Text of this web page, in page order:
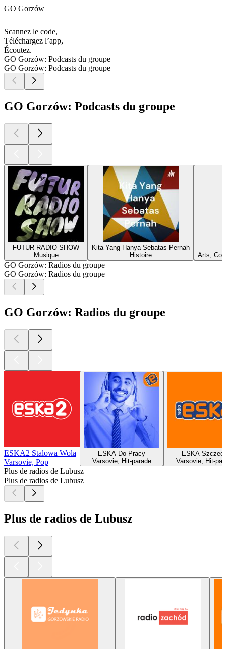
GO Gorzów
Scannez le code,
Téléchargez l’app,
Écoutez.
GO Gorzów: Podcasts du groupe
GO Gorzów: Podcasts du groupe
GO Gorzów: Podcasts du groupe
FUTUR RADIO SHOW
Musique
Kita Yang Hanya Sebatas Pernah
Histoire
Arts,
GO Gorzów: Radios du groupe
GO Gorzów: Radios du groupe
GO Gorzów: Radios du groupe
ESKA2 Stalowa Wola
Varsovie, Pop
ESKA Do Pracy
Varsovie, Hit-parade
ESKA
Varsovie, Hit-
Plus de radios de Lubusz
Plus de radios de Lubusz
Plus de radios de Lubusz